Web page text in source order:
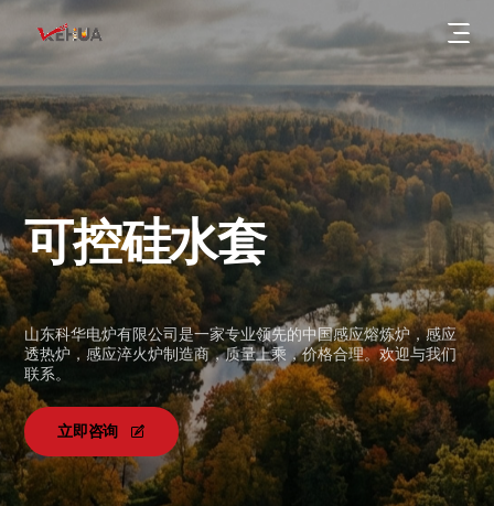
串联谐振节能感应电源
IGBT中频电源
KGPS高压可控硅感应电源
KGPS12脉双整流感应电源
节能感应熔炼炉
真空感应熔炼炉
公司动态
行业动态
认证证书
专利证书
公司简介
服务案例
可控硅水套
山东科华电炉有限公司是一家专业领先的中国感应熔炼炉，感应
透热炉，感应淬火炉制造商，质量上乘，价格合理。欢迎与我们
联系。
立即咨询